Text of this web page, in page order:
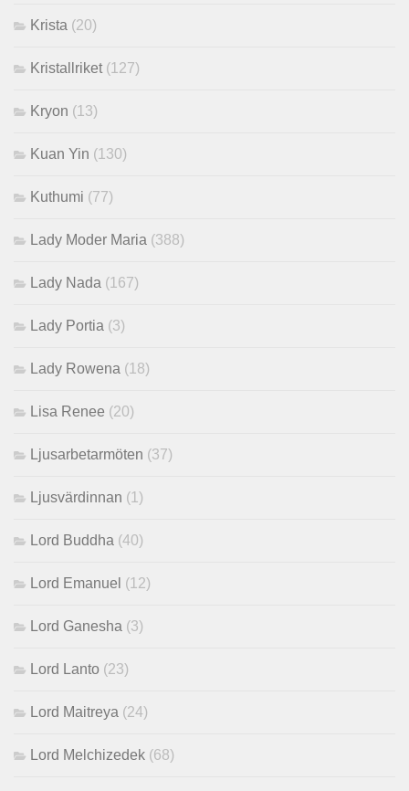
Krista (20)
Kristallriket (127)
Kryon (13)
Kuan Yin (130)
Kuthumi (77)
Lady Moder Maria (388)
Lady Nada (167)
Lady Portia (3)
Lady Rowena (18)
Lisa Renee (20)
Ljusarbetarmöten (37)
Ljusvärdinnan (1)
Lord Buddha (40)
Lord Emanuel (12)
Lord Ganesha (3)
Lord Lanto (23)
Lord Maitreya (24)
Lord Melchizedek (68)